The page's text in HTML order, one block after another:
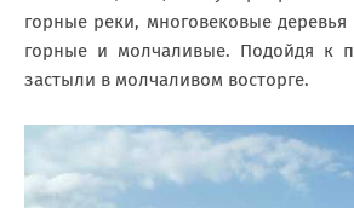
горные реки, многовековые
горные и молчаливые. Подойдя к
застыли в молчаливом восторге.